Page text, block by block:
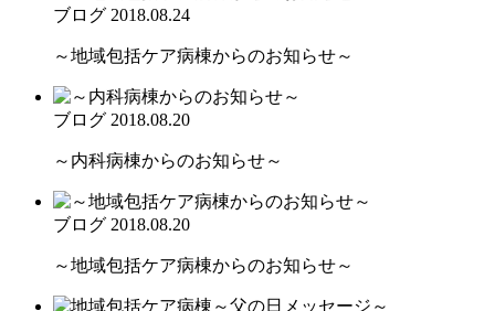
ブログ 2018.08.24
～地域包括ケア病棟からのお知らせ～
ブログ 2018.08.20
～内科病棟からのお知らせ～
ブログ 2018.08.20
～地域包括ケア病棟からのお知らせ～